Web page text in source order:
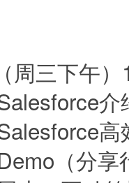
周三下午
介
（分